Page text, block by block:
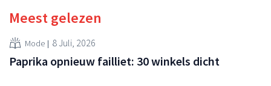
Meest gelezen
Mode 8 Juli, 2026
Paprika opnieuw failliet: 30 winkels dicht